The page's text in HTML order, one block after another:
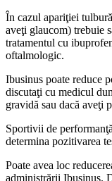
În cazul apariţiei
aveţi glaucom) trebuie
tratamentul cu
oftalmologic.
Ibusinus poate reduce
discutaţi cu medicul
gravidă sau dacă aveţi
Sportivii de
determina pozitivarea
Poate avea loc
administrării Ibusinus.